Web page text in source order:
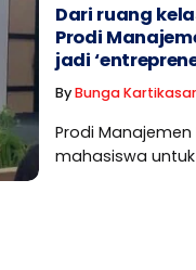
Dari ruang
Prodi
jadi
ByBunga
Prodi Manajemen
mahasiswa